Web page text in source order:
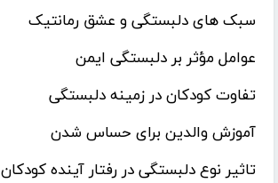
سبک های دلبستگی و عشق رمانتیک
عوامل مؤثر بر دلبستگی ایمن
تفاوت کودکان در زمینه دلبستگی
آموزش والدین برای حساس شدن
تاثیر نوع دلبستگی در رفتار آینده کودکان